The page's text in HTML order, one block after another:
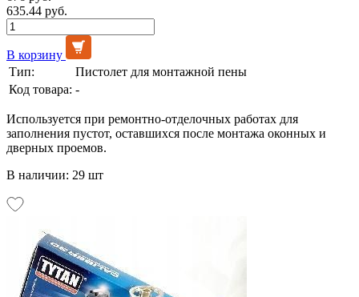
635.44 руб.
В корзину
Тип:
Пистолет для монтажной пены
Код товара: -
Используется при ремонтно-отделочных работах для
заполнения пустот, оставшихся после монтажа оконных и
дверных проемов.
В наличии: 29 шт